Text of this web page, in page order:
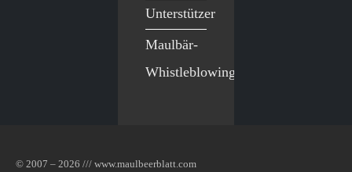
Unterstützer
Maulbär-
Whistleblowing
© 2007 – 2026 /// www.maulbeerblatt.com